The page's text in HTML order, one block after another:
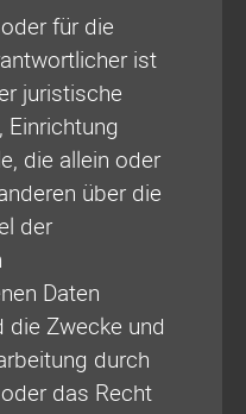
für die
ist
juristische
Einrichtung
die allein oder
über die
der
Daten
die Zwecke und
durch
das Recht